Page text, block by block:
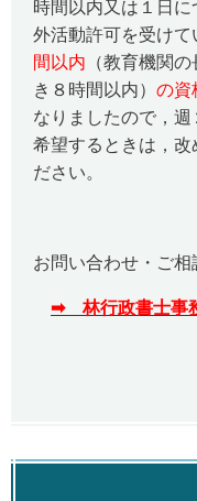
時間以内又は１日
外活動許可を受けて
間以内 （教育機関
き８時間以内） の資
なりましたので，
希望するときは，改
ださい。
お問い合わせ・ご相
➡ 林行政書士事